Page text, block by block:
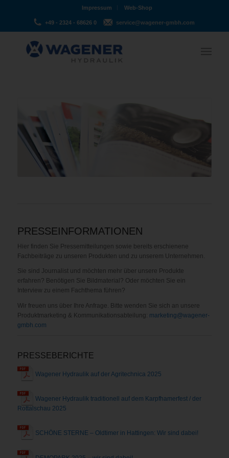
Impressum Web-Shop
+49 - 2324 - 68626 0 service@wagener-gmbh.com
PRESSEINFORMATIONEN
Hier finden Sie Pressemitteilungen sowie bereits erschienene
Fachbeiträge zu unseren Produkten und zu unserem Unternehmen.
Sie sind Journalist und möchten mehr über unsere Produkte
erfahren? Benötigen Sie Bildmaterial? Oder möchten Sie ein
Interview zu einem Fachthema führen?
Wir freuen uns über Ihre Anfrage. Bitte wenden Sie sich an unsere
Produktmarketing & Kommunikationsabteilung: marketing@wagener-
gmbh.com
PRESSEBERICHTE
Wagener Hydraulik auf der Agritechnica 2025
Wagener Hydraulik traditionell auf dem Karpfhamerfest / der
Rottalschau 2025
SCHÖNE STERNE – Oldtimer in Hattingen: Wir sind dabei!